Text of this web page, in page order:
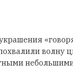
волну